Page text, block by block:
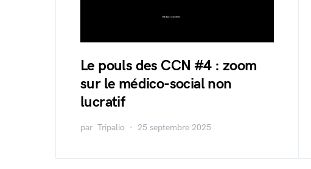
Le pouls des CCN #4 : zoom
sur le médico-social non
lucratif
par Tripalio 25 septembre 2025